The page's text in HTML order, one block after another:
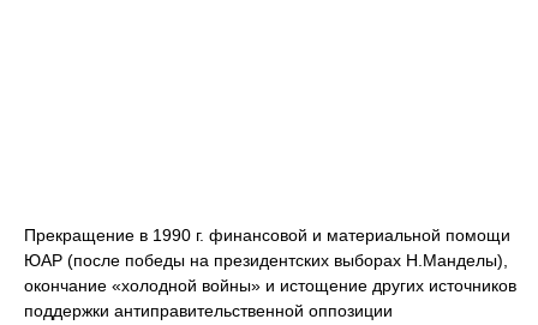
Прекращение в 1990 г. финансовой и материальной помощи
ЮАР (после победы на президентских выборах Н.Манделы),
окончание «холодной войны» и истощение других источников
поддержки антиправительственной оппозиции